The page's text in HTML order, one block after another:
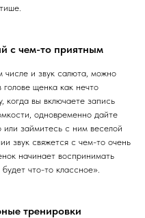
с чем-то приятным
числе и звук салюта, можно
щенка как нечто
когда вы включаете запись
одновременно дайте
займитесь с ним веселой
звук свяжется с чем-то очень
начинает воспринимать
что-то классное».
тренировки